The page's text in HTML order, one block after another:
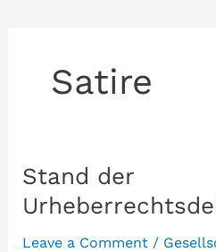
Satire
Stand der
Leave a Comment /